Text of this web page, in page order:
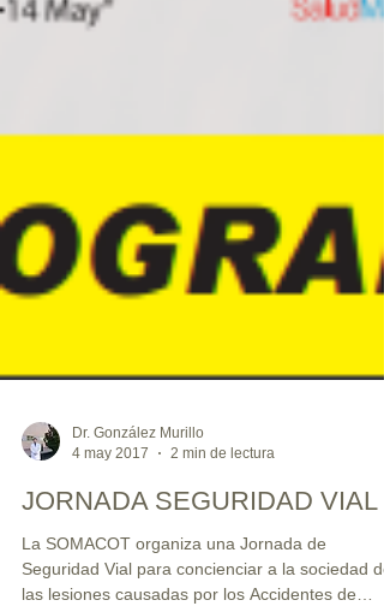
Dr. González Murillo
4 may 2017
2 min de lectura
JORNADA SEGURIDAD VIAL
La SOMACOT organiza una Jornada de